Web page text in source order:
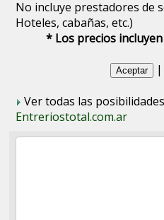
No incluye prestadores de
Hoteles, cabañas, etc.)
* Los precios
|
Ver todas las
Entreriostotal.com.ar